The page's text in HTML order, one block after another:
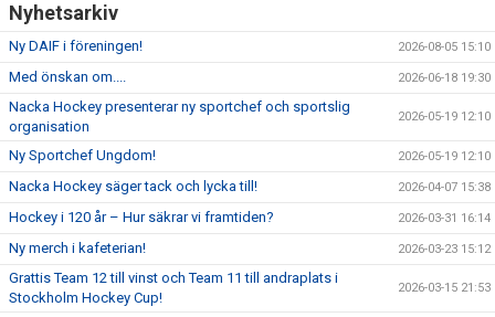
SCHEMA HOCKEY IQ-CAMP
Nyhetsarkiv
Ny DAIF i föreningen! 2026-08-05 15:10
Med önskan om.... 2026-06-18 19:30
Nacka Hockey presenterar ny sportchef och sportslig
organisation
2026-05-19 12:10
Ny Sportchef Ungdom! 2026-05-19 12:10
Nacka Hockey säger tack och lycka till! 2026-04-07 15:38
Hockey i 120 år – Hur säkrar vi framtiden? 2026-03-31 16:14
Ny merch i kafeterian! 2026-03-23 15:12
Grattis Team 12 till vinst och Team 11 till andraplats i
Stockholm Hockey Cup!
2026-03-15 21:53